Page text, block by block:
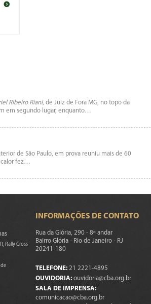
Ribeiro Riani, de Juiz de Fora MG, no topo da
em segundo lugar, enquanto…
de São Paulo, em prova reuniu mais de 60
calor fez…
Rally Cross
de
INFORMAÇÕES DE CONTATO
Rua da Glória, 290 - 8º andar
Bairro Glória - Rio de Janeiro - RJ
20241-180
TELEFONE: 21 2221-4895
OUVIDORIA: ouvidoria@cba.org.br
SALA DE IMPRENSA:
comunicacao@cba.org.br